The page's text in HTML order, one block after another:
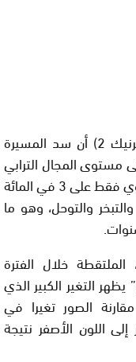
فمثلا، تفيد صور القمر الاصطناعي (كوبرنيك 2) أن سد المسيرة
مستوى المجال الترابي
والجغرافي بين الدار البيضاء ومراكش يحتوي فقط على 3 في المائة
والتوحل، وهو ما
الملتقطة خلال الفترة
وفق “العلم” يظهر التغير الكبير الذي
الصور تغيرا في
اللون الأصفر نتيجة